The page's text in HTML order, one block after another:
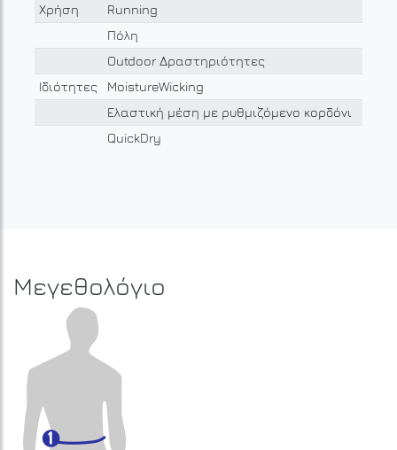
Χρήση
Running
Πόλη
Outdoor Δραστηριότητες
Ιδιότητες
MoistureWicking
Ελαστική μέση με ρυθμιζόμενο κορδόνι
QuickDry
Μεγεθολόγιο